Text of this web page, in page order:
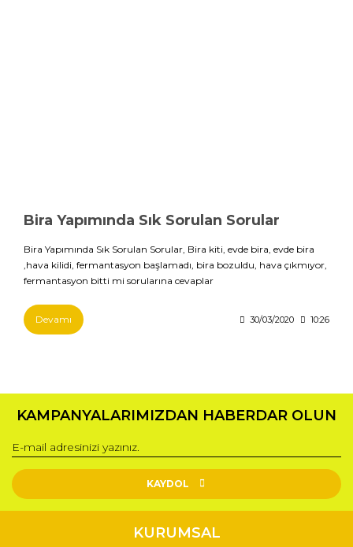
Bira Yapımında Sık Sorulan Sorular
Bira Yapımında Sık Sorulan Sorular, Bira kiti, evde bira, evde bira
,hava kilidi, fermantasyon başlamadı, bira bozuldu, hava çıkmıyor,
fermantasyon bitti mi sorularına cevaplar
Devamı 30/03/2020 10:26
KAMPANYALARIMIZDAN HABERDAR OLUN
KAYDOL
KURUMSAL